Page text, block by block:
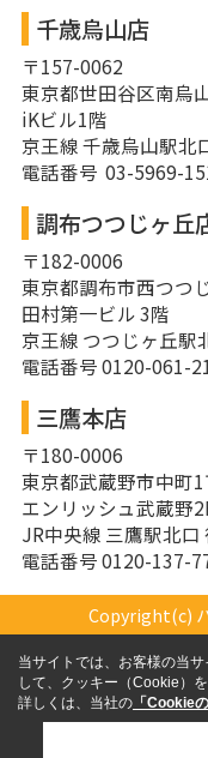
千歳烏山店
〒157-0062
東京都世田谷区南烏
iKビル1階
京王線 千歳烏山駅北
電話番号 03-5969-
調布つつじヶ丘
〒182-0006
東京都調布市西つつ
田村第一ビル 3階
京王線 つつじヶ丘駅
電話番号 0120-061-
三鷹本店
〒180-0006
東京都武蔵野市中町
エンリッシュ武蔵野
JR中央線 三鷹駅北口
電話番号 0120-137-
Copyright(c)
当サイトでは、お客様の当
して、クッキー（Cookie）を
詳しくは、当社の 「Cookie